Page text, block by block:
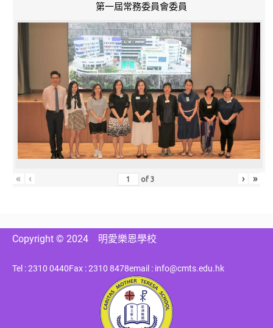
第一屆常務委員會委員
« ‹ of3 › »
Copyright © 2024 明愛樂恩學校
Tel : 2310 0440Fax : 2310 8478email : info@cmts.edu.hk